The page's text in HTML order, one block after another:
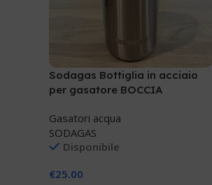
Sodagas Bottiglia in acciaio
per gasatore BOCCIA
Gasatori acqua
SODAGAS
Disponibile
€25.00